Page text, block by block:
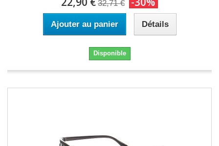
32,71 €
Ajouter au panier Détails
Disponible